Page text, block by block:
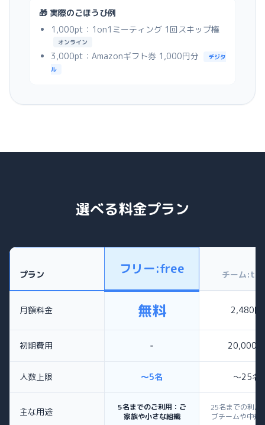
🎁 実際のごほうび例
1,000pt：1on1ミーティング 1回スキップ権
オンライン
3,000pt：Amazonギフト券 1,000円分
デジタ
ル
選べる料金プラン
プラン フリー:free チーム
月額料金 無料 2,480円
初期費用 - 20,000円
人数上限 〜5名 〜25名
主な用途
5名までのご利用：ご
家族や小さな組織
25名までの利用
ブチームや中規